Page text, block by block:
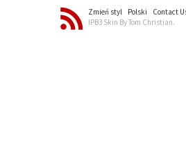
Zmień styl Polski Contact
IPB3 Skin By Tom Christian.